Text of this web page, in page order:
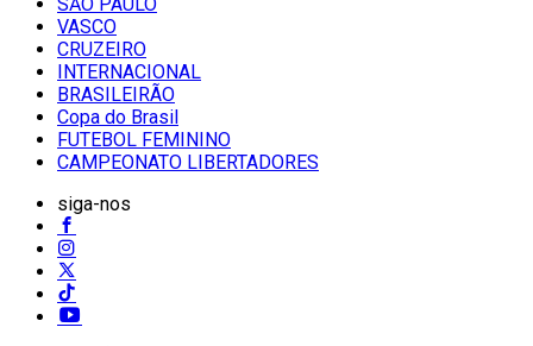
VASCO
CRUZEIRO
INTERNACIONAL
BRASILEIRÃO
Copa do Brasil
FUTEBOL FEMININO
CAMPEONATO LIBERTADORES
siga-nos